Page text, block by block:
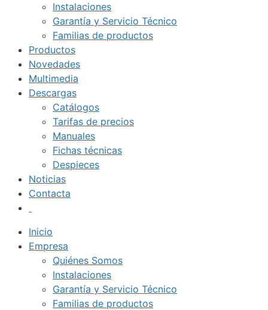
Instalaciones
Garantía y Servicio Técnico
Familias de productos
Productos
Novedades
Multimedia
Descargas
Catálogos
Tarifas de precios
Manuales
Fichas técnicas
Despieces
Noticias
Contacta
Inicio
Empresa
Quiénes Somos
Instalaciones
Garantía y Servicio Técnico
Familias de productos